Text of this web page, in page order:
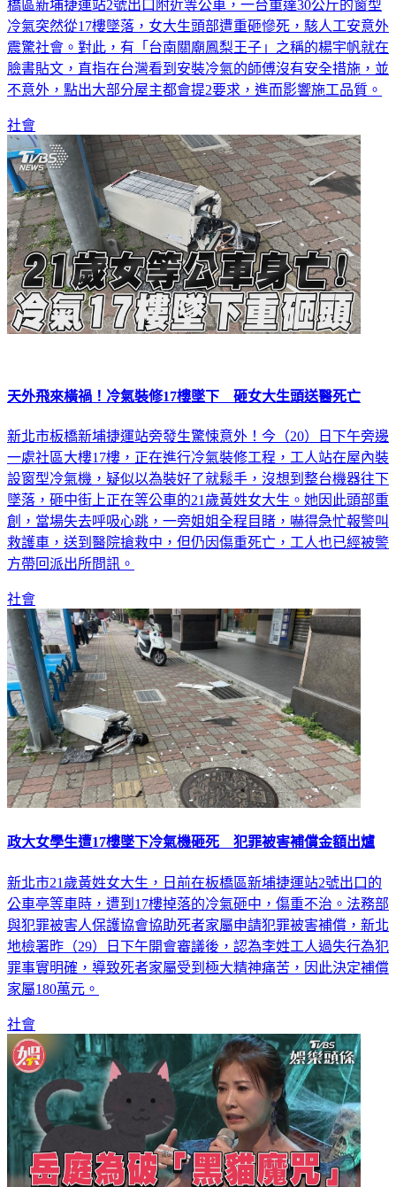
橋區新埔捷運站2號出口附近等公車，一台重達30公斤的窗型
冷氣突然從17樓墜落，女大生頭部遭重砸慘死，駭人工安意外
震驚社會。對此，有「台南關廟鳳梨王子」之稱的楊宇帆就在
臉書貼文，直指在台灣看到安裝冷氣的師傅沒有安全措施，並
不意外，點出大部分屋主都會提2要求，進而影響施工品質。
社會
天外飛來橫禍！冷氣裝修17樓墜下 砸女大生頭送醫死亡
新北市板橋新埔捷運站旁發生驚悚意外！今（20）日下午旁邊
一處社區大樓17樓，正在進行冷氣裝修工程，工人站在屋內裝
設窗型冷氣機，疑似以為裝好了就鬆手，沒想到整台機器往下
墜落，砸中街上正在等公車的21歲黃姓女大生。她因此頭部重
創，當場失去呼吸心跳，一旁姐姐全程目睹，嚇得急忙報警叫
救護車，送到醫院搶救中，但仍因傷重死亡，工人也已經被警
方帶回派出所問訊。
社會
政大女學生遭17樓墜下冷氣機砸死 犯罪被害補償金額出爐
新北市21歲黃姓女大生，日前在板橋區新埔捷運站2號出口的
公車亭等車時，遭到17樓掉落的冷氣砸中，傷重不治。法務部
與犯罪被害人保護協會協助死者家屬申請犯罪被害補償，新北
地檢署昨（29）日下午開會審議後，認為李姓工人過失行為犯
罪事實明確，導致死者家屬受到極大精神痛苦，因此決定補償
家屬180萬元。
社會